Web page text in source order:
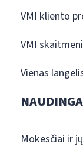
VMI kliento
VMI
Vienas
NAUDINGA
Mokesčiai ir